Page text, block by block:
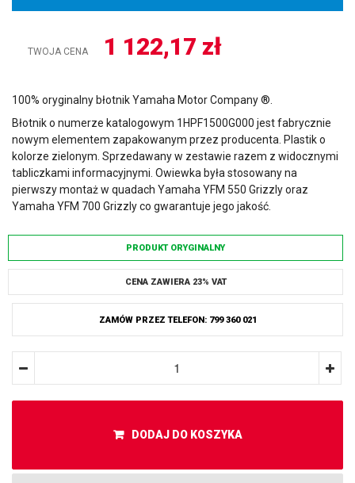
TWOJA CENA 1 122,17 zł
100% oryginalny błotnik Yamaha Motor Company ®.
Błotnik o numerze katalogowym 1HPF1500G000 jest fabrycznie
nowym elementem zapakowanym przez producenta. Plastik o
kolorze zielonym. Sprzedawany w zestawie razem z widocznymi
tabliczkami informacyjnymi. Owiewka była stosowany na
pierwszy montaż w quadach Yamaha YFM 550 Grizzly oraz
Yamaha YFM 700 Grizzly co gwarantuje jego jakość.
PRODUKT ORYGINALNY
CENA ZAWIERA 23% VAT
ZAMÓW PRZEZ TELEFON: 799 360 021
DODAJ DO KOSZYKA